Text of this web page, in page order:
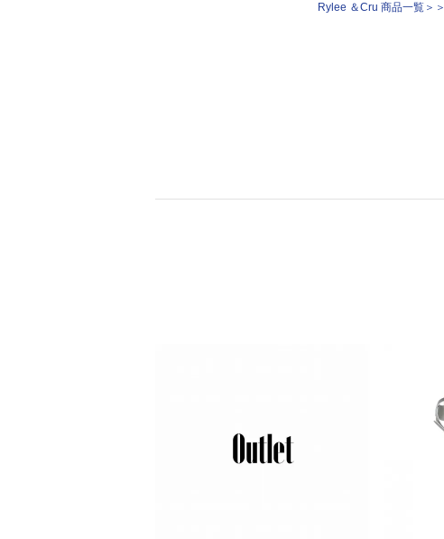
Rylee ＆Cru 商品一覧＞＞